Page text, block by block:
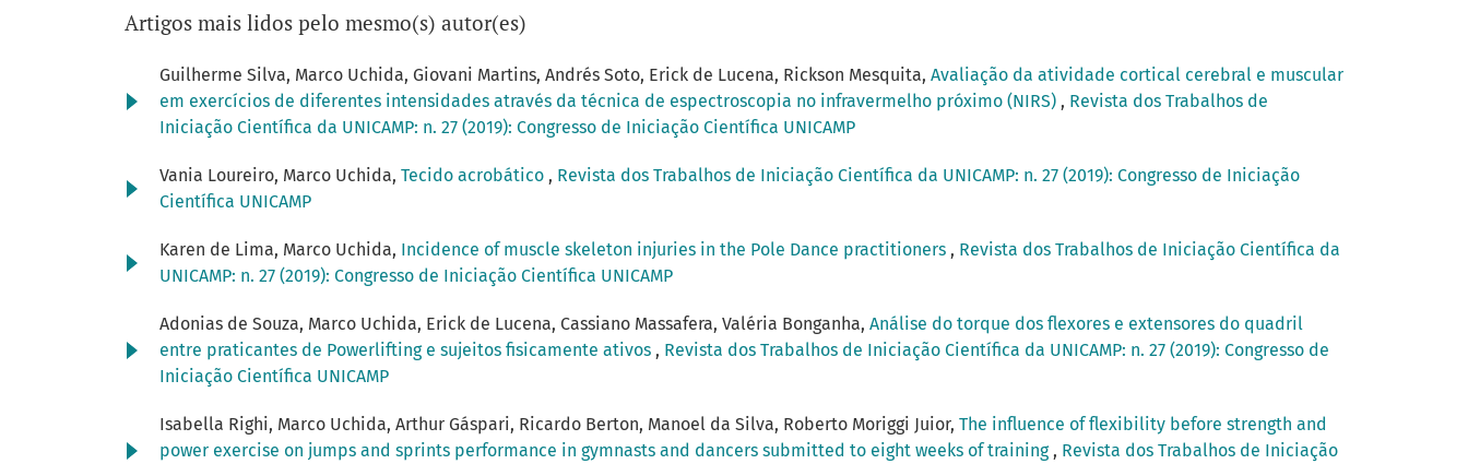
Artigos mais lidos pelo mesmo(s) autor(es)
Guilherme Silva, Marco Uchida, Giovani Martins, Andrés Soto, Erick de Lucena, Rickson Mesquita, Avaliação da atividade cortical cerebral e muscular
em exercícios de diferentes intensidades através da técnica de espectroscopia no infravermelho próximo (NIRS) , Revista dos Trabalhos de
Iniciação Científica da UNICAMP: n. 27 (2019): Congresso de Iniciação Científica UNICAMP
Vania Loureiro, Marco Uchida, Tecido acrobático , Revista dos Trabalhos de Iniciação Científica da UNICAMP: n. 27 (2019): Congresso de Iniciação
Científica UNICAMP
Karen de Lima, Marco Uchida, Incidence of muscle skeleton injuries in the Pole Dance practitioners , Revista dos Trabalhos de Iniciação Científica da
UNICAMP: n. 27 (2019): Congresso de Iniciação Científica UNICAMP
Adonias de Souza, Marco Uchida, Erick de Lucena, Cassiano Massafera, Valéria Bonganha, Análise do torque dos flexores e extensores do quadril
entre praticantes de Powerlifting e sujeitos fisicamente ativos , Revista dos Trabalhos de Iniciação Científica da UNICAMP: n. 27 (2019): Congresso de
Iniciação Científica UNICAMP
Isabella Righi, Marco Uchida, Arthur Gáspari, Ricardo Berton, Manoel da Silva, Roberto Moriggi Juior, The influence of flexibility before strength and
power exercise on jumps and sprints performance in gymnasts and dancers submitted to eight weeks of training, Revista dos Trabalhos de Iniciação